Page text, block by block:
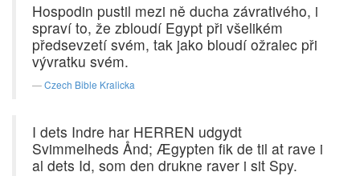
Hospodin pustil mezi ně ducha závrativého, i
spraví to, že zbloudí Egypt při všelikém
předsevzetí svém, tak jako bloudí ožralec při
vývratku svém.
Czech Bible Kralicka
I dets Indre har HERREN udgydt
Svimmelheds Ånd; Ægypten fik de til at rave i
al dets Id, som den drukne raver i sit Spy.